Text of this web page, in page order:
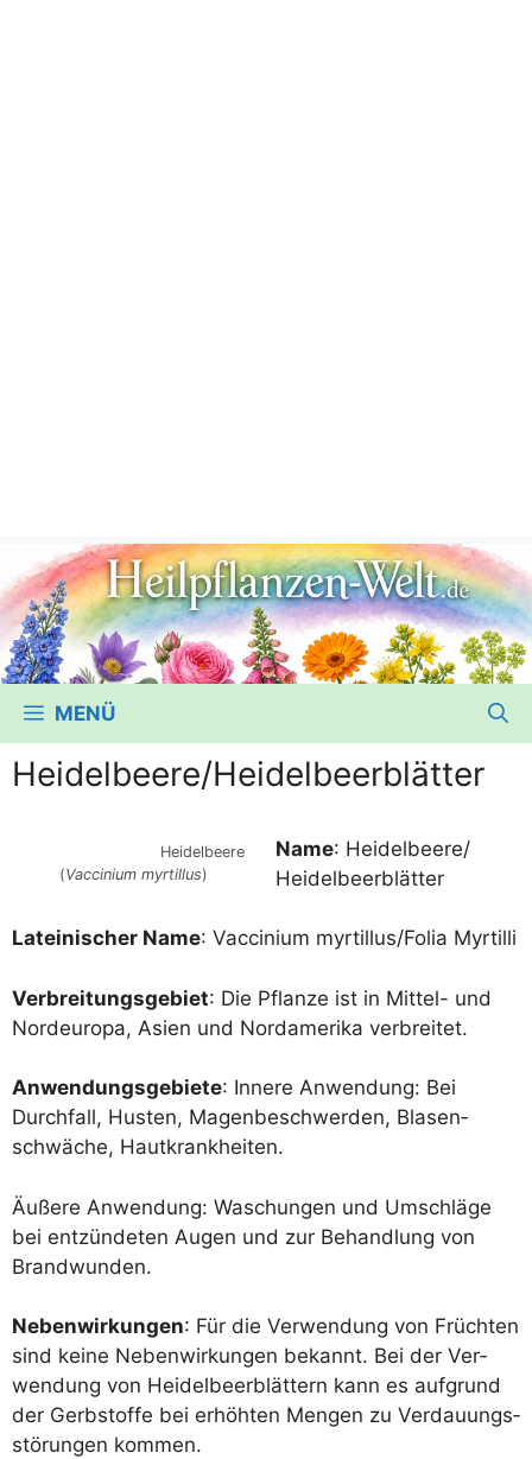
MENÜ
Heidelbeere/​Heidelbeerblätter
Hei­del­bee­re
(Vac­ci­ni­um myrt­il­lus)
Name: Heidelbeere/​
Heidelbeerblätter
Latei­ni­scher Name: Vac­ci­ni­um myrtillus/​Folia Myrtilli
Ver­brei­tungs­ge­biet: Die Pflan­ze ist in Mit­tel- und
Nord­eu­ro­pa, Asi­en und Nord­ame­ri­ka verbreitet.
Anwen­dungs­ge­bie­te: Inne­re Anwen­dung: Bei
Durch­fall, Hus­ten, Magen­be­schwer­den, Bla­sen­
schwä­che, Hautkrankheiten.
Äuße­re Anwen­dung: Waschun­gen und Umschlä­ge
bei ent­zün­de­ten Augen und zur Behand­lung von
Brandwunden.
Neben­wir­kun­gen: Für die Ver­wen­dung von Früch­ten
sind kei­ne Neben­wir­kun­gen bekannt. Bei der Ver­
wen­dung von Hei­del­beer­blät­tern kann es auf­grund
der Gerb­stof­fe bei erhöh­ten Men­gen zu Ver­dau­ungs­
stö­run­gen kommen.